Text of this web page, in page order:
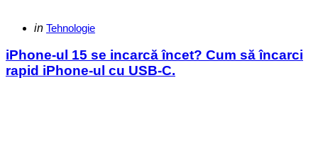
Categories
Posted
in Tehnologie
iPhone-ul 15 se incarcă încet? Cum să încarci
rapid iPhone-ul cu USB-C.